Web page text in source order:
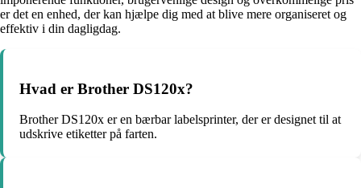
er det en enhed, der kan hjælpe dig med at blive mere organiseret og
effektiv i din dagligdag.
Hvad er Brother DS120x?
Brother DS120x er en bærbar labelsprinter, der er designet til at
udskrive etiketter på farten.